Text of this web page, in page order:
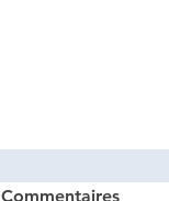
Commentaires